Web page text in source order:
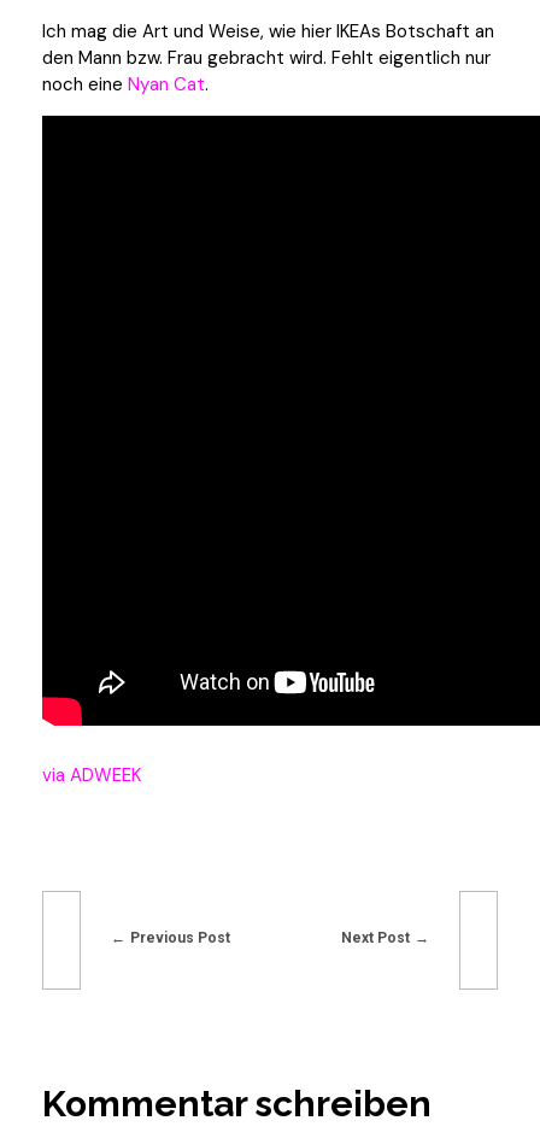
Ich mag die Art und Weise, wie hier IKEAs Botschaft an
den Mann bzw. Frau gebracht wird. Fehlt eigentlich nur
noch eine Nyan Cat.
via ADWEEK
Previous Post Next Post
Kommentar schreiben